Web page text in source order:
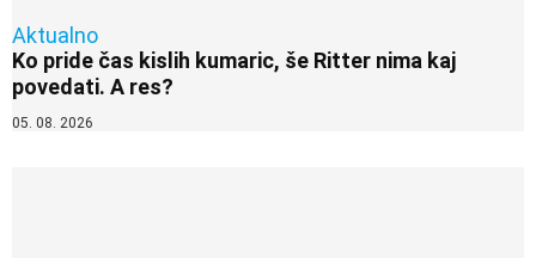
Aktualno
Ko pride čas kislih kumaric, še Ritter nima kaj
povedati. A res?
05. 08. 2026